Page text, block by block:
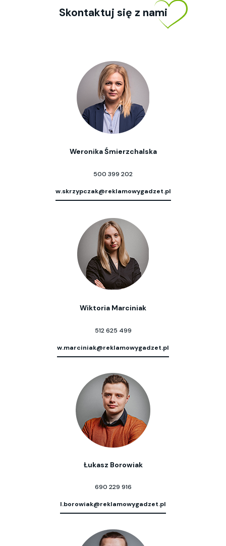
Skontaktuj się z nami
Weronika Śmierzchalska
500 399 202
w.skrzypczak@reklamowygadzet.pl
Wiktoria Marciniak
512 625 499
w.marciniak@reklamowygadzet.pl
Łukasz Borowiak
690 229 916
l.borowiak@reklamowygadzet.pl